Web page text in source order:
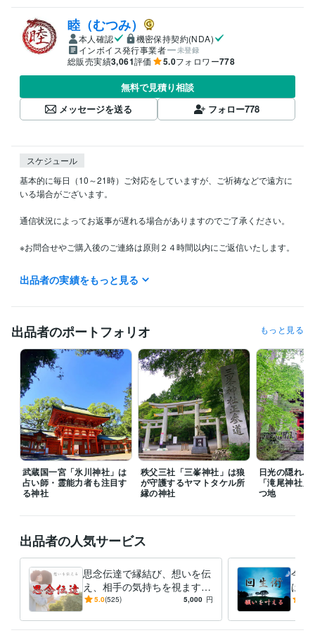
睦（むつみ）
本人確認
機密保持契約(NDA)
インボイス発行事業者
未登録
総販売実績3,061評価 5.0フォロワー778
無料で見積り相談
メッセージを送る
フォロー778
スケジュール
基本的に毎日（10～21時）ご対応をしていますが、ご祈祷などで遠方に
いる場合がございます。
通信状況によってお返事が遅れる場合がありますのでご了承ください。
※お問合せやご購入後のご連絡は原則２４時間以内にご返信いたします。
占い 思念伝達 回生術
出品者の実績をもっと見る
出品者のポートフォリオ もっと見る
武蔵国一宮「氷川神社」は
占い師・霊能力者も注目す
る神社
秩父三社「三峯神社」は狼
が守護するヤマトタケル所
縁の神社
日光の隠れパ
「滝尾神社
つ地
出品者の人気サービス
思念伝達で縁結び、想いを伝
え、相手の気持ちを視ます
片思いの成就・復縁・関係修
援します
5.0(525) 5,000 円
今ま
は必
２０
運ア